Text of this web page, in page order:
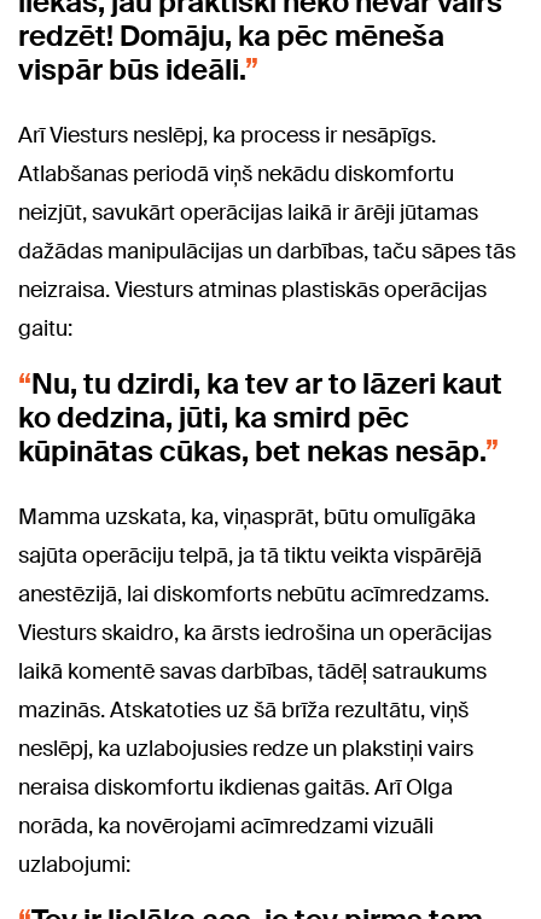
redzēt! Domāju, ka pēc mēneša
vispār būs ideāli.
Arī Viesturs neslēpj, ka process ir nesāpīgs.
Atlabšanas periodā viņš nekādu diskomfortu
neizjūt, savukārt operācijas laikā ir ārēji jūtamas
dažādas manipulācijas un darbības, taču sāpes tās
neizraisa. Viesturs atminas plastiskās operācijas
gaitu:
Nu, tu dzirdi, ka tev ar to lāzeri kaut
ko dedzina, jūti, ka smird pēc
kūpinātas cūkas, bet nekas nesāp.
Mamma uzskata, ka, viņasprāt, būtu omulīgāka
sajūta operāciju telpā, ja tā tiktu veikta vispārējā
anestēzijā, lai diskomforts nebūtu acīmredzams.
Viesturs skaidro, ka ārsts iedrošina un operācijas
laikā komentē savas darbības, tādēļ satraukums
mazinās. Atskatoties uz šā brīža rezultātu, viņš
neslēpj, ka uzlabojusies redze un plakstiņi vairs
neraisa diskomfortu ikdienas gaitās. Arī Olga
norāda, ka novērojami acīmredzami vizuāli
uzlabojumi: